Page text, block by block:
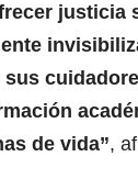
justicia
de vida”,